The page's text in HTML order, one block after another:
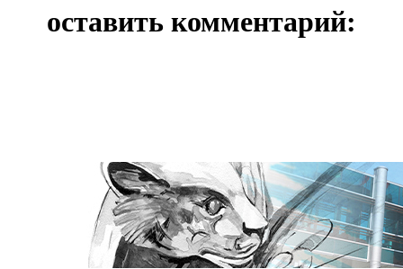
оставить комментарий: